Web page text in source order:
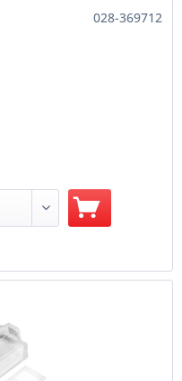
028-369712